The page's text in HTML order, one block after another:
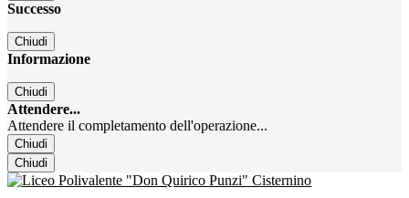
Successo
Chiudi
Informazione
Chiudi
Attendere...
Attendere il completamento dell'operazione...
Chiudi
Chiudi